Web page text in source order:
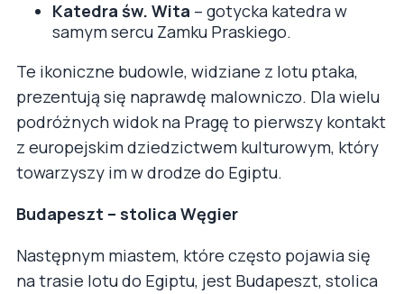
Katedra św. Wita – gotycka katedra w
samym sercu Zamku Praskiego.
Te ikoniczne budowle, widziane z lotu ptaka,
prezentują się naprawdę malowniczo. Dla wielu
podróżnych widok na Pragę to pierwszy kontakt
z europejskim dziedzictwem kulturowym, który
towarzyszy im w drodze do Egiptu.
Budapeszt – stolica Węgier
Następnym miastem, które często pojawia się
na trasie lotu do Egiptu, jest Budapeszt, stolica